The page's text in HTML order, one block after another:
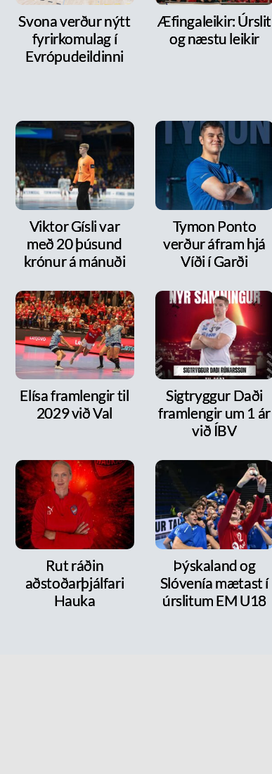
Svona verður nýtt
fyrirkomulag í
Evrópudeildinni
Æfingaleikir: Úrslit
og næstu leikir
Viktor Gísli var
með 20 þúsund
krónur á mánuði
Tymon Ponto
verður áfram hjá
Víði í Garði
Elísa framlengir til
2029 við Val
Sigtryggur Daði
framlengir um 1 ár
við ÍBV
Rut ráðin
aðstoðarþjálfari
Hauka
Þýskaland og
Slóvenía mætast í
úrslitum EM U18